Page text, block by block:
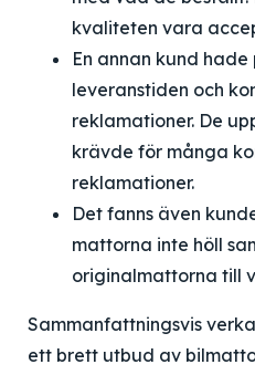
kvaliteten vara
En annan kund
leveranstiden och
reklamationer. De
krävde för många
reklamationer.
Det fanns även
mattorna inte höll
originalmattorna till
Sammanfattningsvis
ett brett utbud av